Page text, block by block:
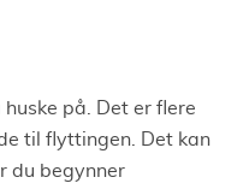
på. Det er flere
til flyttingen. Det kan
du begynner